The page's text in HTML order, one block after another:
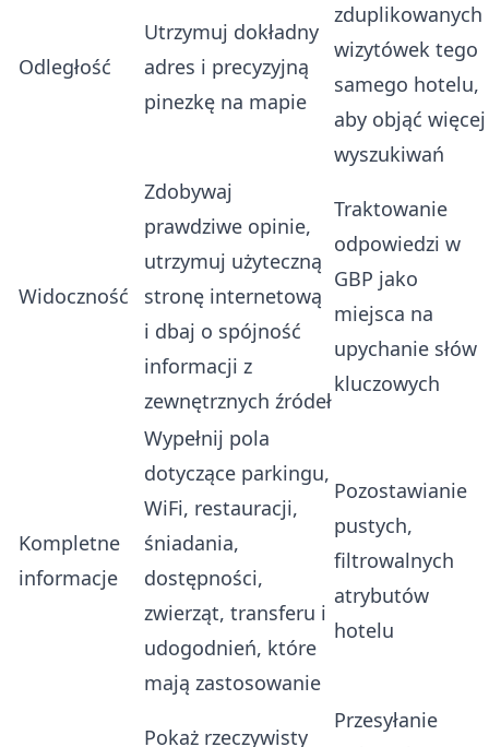
Odległość
Utrzymuj dokładny
adres i precyzyjną
pinezkę na mapie
zduplikowanych
wizytówek tego
samego hotelu,
aby objąć więcej
wyszukiwań
Widoczność
Zdobywaj
prawdziwe opinie,
utrzymuj użyteczną
stronę internetową
i dbaj o spójność
informacji z
zewnętrznych źródeł
Traktowanie
odpowiedzi w
GBP jako
miejsca na
upychanie słów
kluczowych
Kompletne
informacje
Wypełnij pola
dotyczące parkingu,
WiFi, restauracji,
śniadania,
dostępności,
zwierząt, transferu i
udogodnień, które
mają zastosowanie
Pozostawianie
pustych,
filtrowalnych
atrybutów
hotelu
Pokaż rzeczywisty
Przesyłanie